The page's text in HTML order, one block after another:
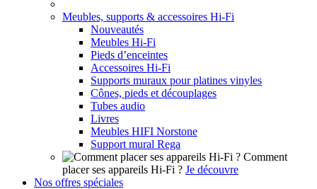
Meubles, supports & accessoires Hi-Fi
Nouveautés
Meubles Hi-Fi
Pieds d’enceintes
Accessoires Hi-Fi
Supports muraux pour platines vinyles
Cônes, pieds et découplages
Tubes audio
Livres
Meubles HIFI Norstone
Support mural Rega
Comment
placer ses appareils Hi-Fi ? Je découvre
Nos offres spéciales